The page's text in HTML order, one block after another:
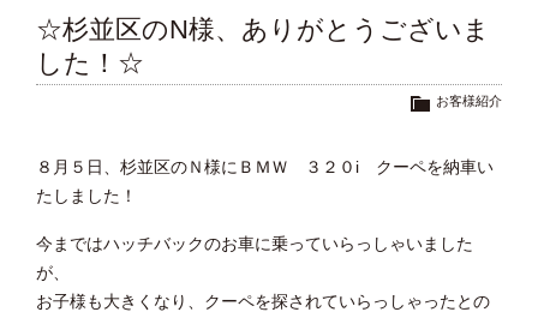
☆杉並区のN様、ありがとうございま
した！☆
お客様紹介
８月５日、杉並区のＮ様にＢＭＷ ３２０i クーペを納車い
たしました！
今まではハッチバックのお車に乗っていらっしゃいました
が、
お子様も大きくなり、クーペを探されていらっしゃったとの